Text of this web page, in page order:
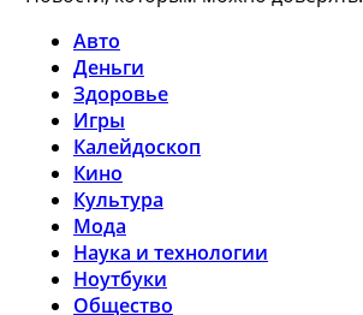
Авто
Деньги
Здоровье
Игры
Калейдоскоп
Кино
Культура
Мода
Наука и технологии
Ноутбуки
Общество